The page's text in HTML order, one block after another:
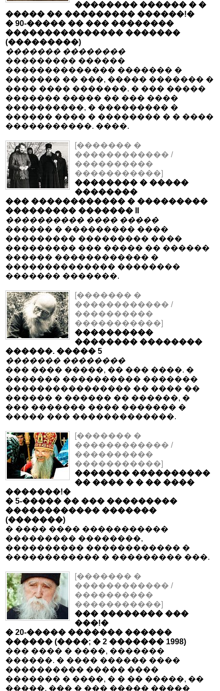
�������� ������ � �
����� �� ��������� ������!�
� 90-����� �� ��� ��������
��������������� �������
(���������)
������� ��������
��������� ������
�������������� ������� �
������� �� ���, ����� ������� �
���� ���� �������. � ��� �����
������� ����� �� ��� ����
����������, � ��������� �
������ ���� � �������� � � ����
�����������. ����.
[������� �
������������ /
����������
�����������]
�������� � �����
��������
��� ������������ � ���������
��������� ������� II
���������� ���� �����
������ � ��������� ����
��������� ��������� ����
��������� ��� ����� �� ������
������ ������������ �
�������������� ��������
������� �������.
[������� �
������������ /
����������
�����������]
����������
�������� ��������
������. ����� 5
������� ��������
��� ���� �����, �� ��� ����. �
������� ���������� �������
���������������� �� ���� ��
������ � ������ �� ������, �
��� ������� ���� ������� �
����� ��� �������������.
[������� �
������������ /
����������
�����������]
������� ����������
�� ���� � � �� ����
�������!�
� 5-����� �� ��� ���������
������������ �������
(�������)
� ���� ���� �����������
��������� ��������,
���������� ������������ �
������������ � ��������� ���.
[������� �
������������ /
����������
�����������]
��� �������� ���
���!�
� 20-����� ������� ������
������ (����; � 2 ������� 1998)
��� ���� � ����, �������
������. � ���� ������ ����
���������� ����� ����
������� � ����, � � �� �����, ��
�����. ��� � ��� ����� �����